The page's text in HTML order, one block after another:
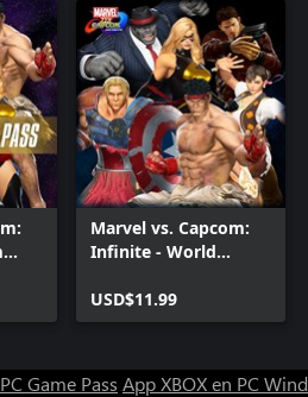
Marvel vs. Capcom:
Infinite - World
Pack
USD$11.99
Game Pass App XBOX en PC